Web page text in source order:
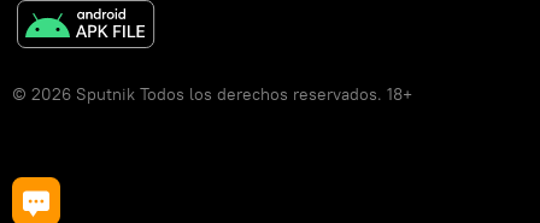
© 2026 Sputnik Todos los derechos reservados. 18+